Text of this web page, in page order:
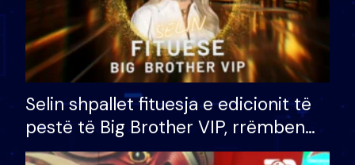
Selin shpallet fituesja e edicionit të
pestë të Big Brother VIP, rrëmben
çmimin e madh prej 100 mijë eurosh